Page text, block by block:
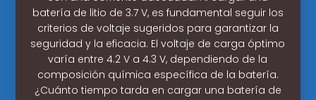
batería de litio de 3.7 V, es fundamental seguir los
criterios de voltaje sugeridos para garantizar la
seguridad y la eficacia. El voltaje de carga óptimo
varía entre 4.2 V a 4.3 V, dependiendo de la
composición química específica de la batería.
¿Cuánto tiempo tarda en cargar una batería de